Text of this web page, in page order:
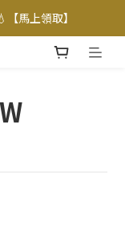
馬上領取】